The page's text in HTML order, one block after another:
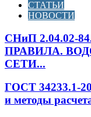
СТАТЬИ
НОВОСТИ
СНиП
ПРАВИЛА.
СЕТИ...
ГОСТ 34233.1-
и методы